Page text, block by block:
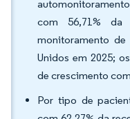
com 56,71% da
monitoramento
Unidos em 2025;
de crescimento
Por tipo de